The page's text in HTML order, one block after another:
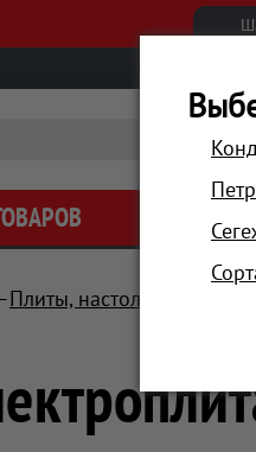
АКЦИИ
Плиты, настольные